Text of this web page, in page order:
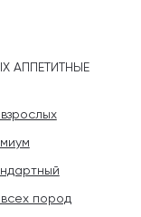
АППЕТИТНЫЕ
пород